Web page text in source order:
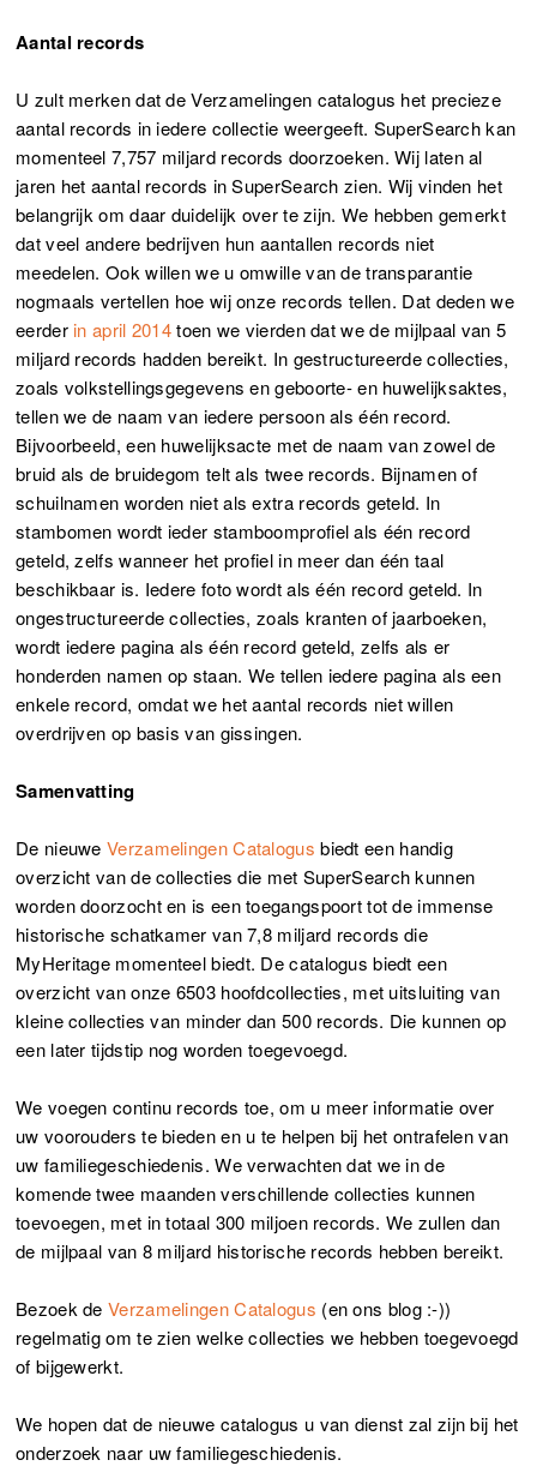
Aantal records
U zult merken dat de Verzamelingen catalogus het precieze
aantal records in iedere collectie weergeeft. SuperSearch kan
momenteel 7,757 miljard records doorzoeken. Wij laten al
jaren het aantal records in SuperSearch zien. Wij vinden het
belangrijk om daar duidelijk over te zijn. We hebben gemerkt
dat veel andere bedrijven hun aantallen records niet
meedelen. Ook willen we u omwille van de transparantie
nogmaals vertellen hoe wij onze records tellen. Dat deden we
eerder in april 2014toen we vierden dat we de mijlpaal van 5
miljard records hadden bereikt. In gestructureerde collecties,
zoals volkstellingsgegevens en geboorte- en huwelijksaktes,
tellen we de naam van iedere persoon als één record.
Bijvoorbeeld, een huwelijksacte met de naam van zowel de
bruid als de bruidegom telt als twee records. Bijnamen of
schuilnamen worden niet als extra records geteld. In
stambomen wordt ieder stamboomprofiel als één record
geteld, zelfs wanneer het profiel in meer dan één taal
beschikbaar is. Iedere foto wordt als één record geteld. In
ongestructureerde collecties, zoals kranten of jaarboeken,
wordt iedere pagina als één record geteld, zelfs als er
honderden namen op staan. We tellen iedere pagina als een
enkele record, omdat we het aantal records niet willen
overdrijven op basis van gissingen.
Samenvatting
De nieuwe Verzamelingen Catalogus biedt een handig
overzicht van de collecties die met SuperSearch kunnen
worden doorzocht en is een toegangspoort tot de immense
historische schatkamer van 7,8 miljard records die
MyHeritage momenteel biedt. De catalogus biedt een
overzicht van onze 6503 hoofdcollecties, met uitsluiting van
kleine collecties van minder dan 500 records. Die kunnen op
een later tijdstip nog worden toegevoegd.
We voegen continu records toe, om u meer informatie over
uw voorouders te bieden en u te helpen bij het ontrafelen van
uw familiegeschiedenis. We verwachten dat we in de
komende twee maanden verschillende collecties kunnen
toevoegen, met in totaal 300 miljoen records. We zullen dan
de mijlpaal van 8 miljard historische records hebben bereikt.
Bezoek deVerzamelingen Catalogus (en ons blog :-))
regelmatig om te zien welke collecties we hebben toegevoegd
of bijgewerkt.
We hopen dat de nieuwe catalogus u van dienst zal zijn bij het
onderzoek naar uw familiegeschiedenis.